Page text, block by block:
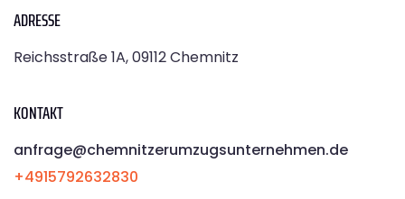
ADRESSE
Reichsstraße 1A, 09112 Chemnitz
KONTAKT
anfrage@chemnitzerumzugsunternehmen.de
+4915792632830